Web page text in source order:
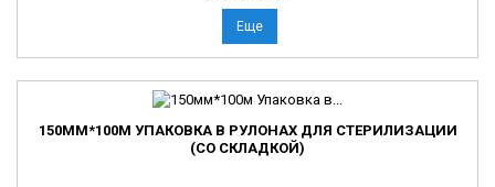
Еще
150ММ*100М УПАКОВКА В РУЛОНАХ ДЛЯ СТЕРИЛИЗАЦИИ
(СО СКЛАДКОЙ)